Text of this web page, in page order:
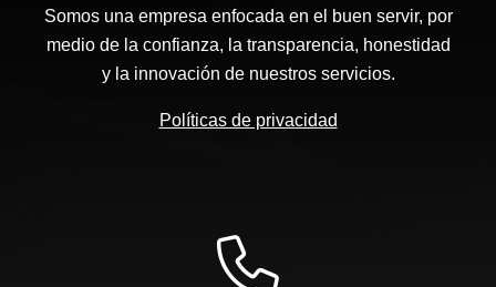
Somos una empresa enfocada en el buen servir, por
medio de la confianza, la transparencia, honestidad
y la innovación de nuestros servicios.
Políticas de privacidad